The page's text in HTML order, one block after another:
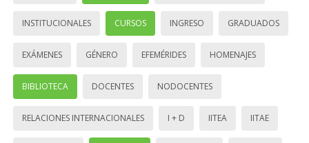
INSTITUCIONALES CURSOS INGRESO GRADUADOS
EXÁMENES GÉNERO EFEMÉRIDES HOMENAJES
BIBLIOTECA DOCENTES NODOCENTES
RELACIONES INTERNACIONALES I + D IITEA IITAE